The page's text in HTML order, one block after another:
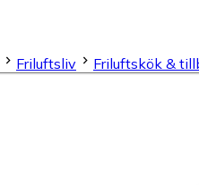
Friluftsliv Friluftskök &